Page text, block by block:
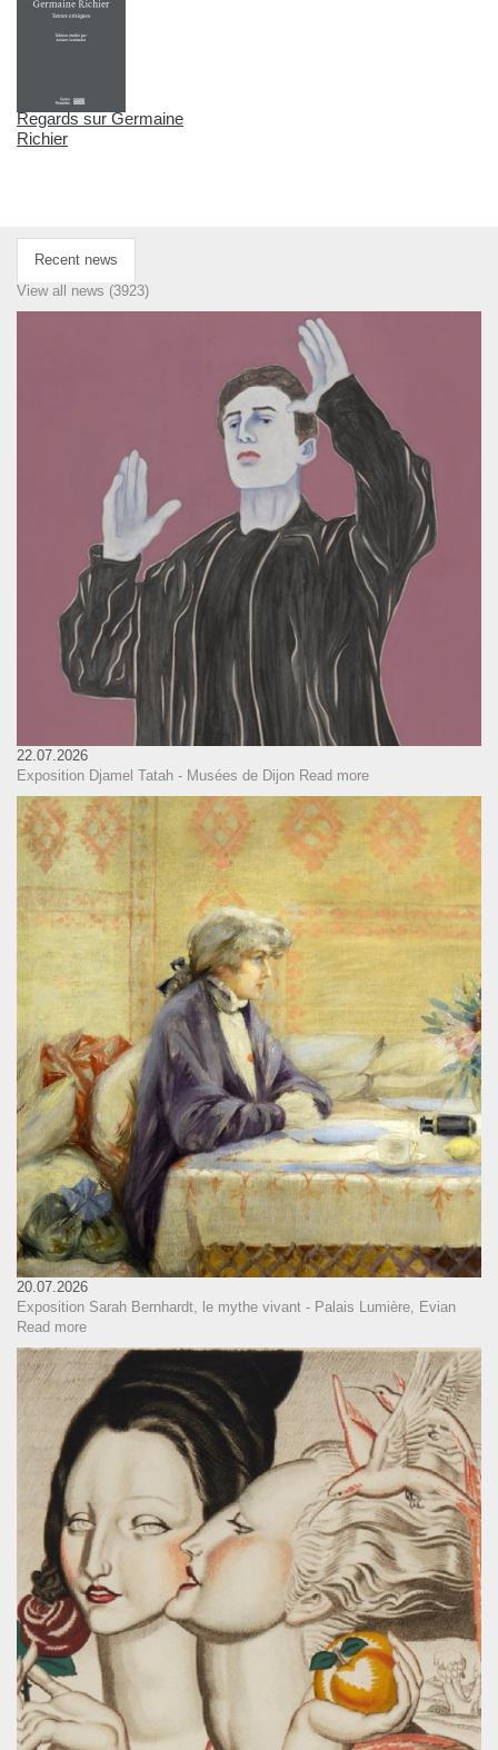
Regards sur Germaine
Richier
Recent news
View all news (3923)
22.07.2026
Exposition Djamel Tatah - Musées de Dijon Read more
20.07.2026
Exposition Sarah Bernhardt, le mythe vivant - Palais Lumière, Evian
Read more